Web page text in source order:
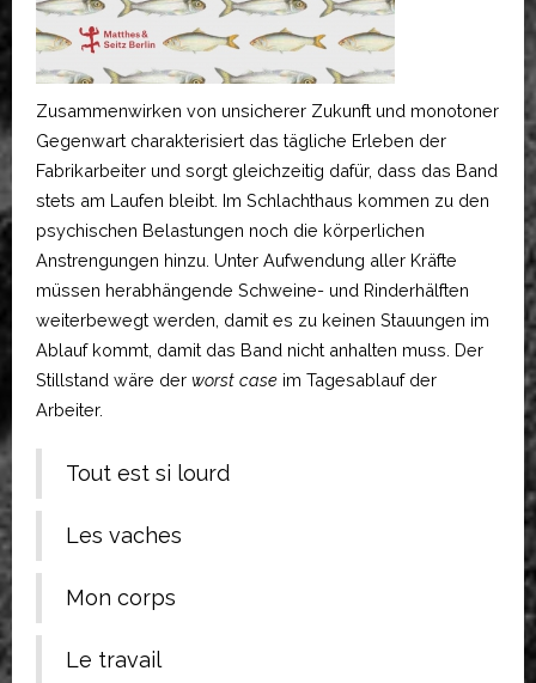
Zusammenwirken von unsicherer Zukunft und monotoner
Gegenwart charakterisiert das tägliche Erleben der
Fabrikarbeiter und sorgt gleichzeitig dafür, dass das Band
stets am Laufen bleibt. Im Schlachthaus kommen zu den
psychischen Belastungen noch die körperlichen
Anstrengungen hinzu. Unter Aufwendung aller Kräfte
müssen herabhängende Schweine- und Rinderhälften
weiterbewegt werden, damit es zu keinen Stauungen im
Ablauf kommt, damit das Band nicht anhalten muss. Der
Stillstand wäre der worst case im Tagesablauf der
Arbeiter.
Tout est si lourd
Les vaches
Mon corps
Le travail